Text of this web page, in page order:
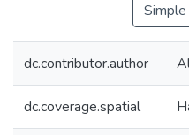
dc.contributor.author
dc.coverage.spatial